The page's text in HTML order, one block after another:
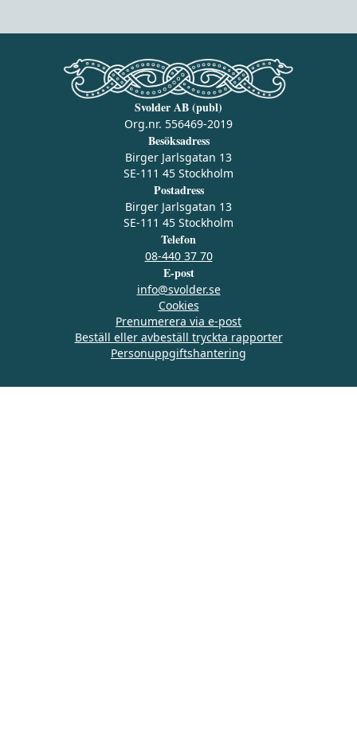
Svolder AB (publ)
Org.nr. 556469-2019
Besöksadress
Birger Jarlsgatan 13
SE-111 45 Stockholm
Postadress
Birger Jarlsgatan 13
SE-111 45 Stockholm
Telefon
08-440 37 70
E-post
info@svolder.se
Cookies
Prenumerera via e‑post
Beställ eller avbeställ tryckta rapporter
Personuppgiftshantering